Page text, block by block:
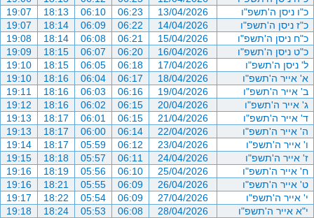
כ"ו ניסן ה'תשפ"ו
13/04/2026
06:23
06:10
18:13
19:07
כ"ז ניסן ה'תשפ"ו
14/04/2026
06:22
06:09
18:14
19:07
כ"ח ניסן ה'תשפ"ו
15/04/2026
06:21
06:08
18:14
19:08
כ"ט ניסן ה'תשפ"ו
16/04/2026
06:20
06:07
18:15
19:09
ל' ניסן ה'תשפ"ו
17/04/2026
06:18
06:05
18:15
19:10
א' אייר ה'תשפ"ו
18/04/2026
06:17
06:04
18:16
19:10
ב' אייר ה'תשפ"ו
19/04/2026
06:16
06:03
18:16
19:11
ג' אייר ה'תשפ"ו
20/04/2026
06:15
06:02
18:16
19:12
ד' אייר ה'תשפ"ו
21/04/2026
06:15
06:01
18:17
19:13
ה' אייר ה'תשפ"ו
22/04/2026
06:14
06:00
18:17
19:13
ו' אייר ה'תשפ"ו
23/04/2026
06:12
05:59
18:17
19:14
ז' אייר ה'תשפ"ו
24/04/2026
06:11
05:57
18:18
19:15
ח' אייר ה'תשפ"ו
25/04/2026
06:10
05:56
18:19
19:16
ט' אייר ה'תשפ"ו
26/04/2026
06:09
05:55
18:21
19:16
י' אייר ה'תשפ"ו
27/04/2026
06:09
05:54
18:22
19:17
י"א אייר ה'תשפ"ו
28/04/2026
06:08
05:53
18:24
19:18